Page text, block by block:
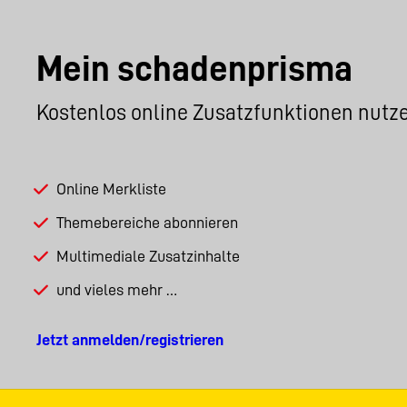
Mein schadenprisma
Kostenlos online Zusatzfunktionen
Online Merkliste
Themebereiche abonnieren
Multimediale Zusatzinhalte
und vieles mehr …
Jetzt anmelden/registrieren